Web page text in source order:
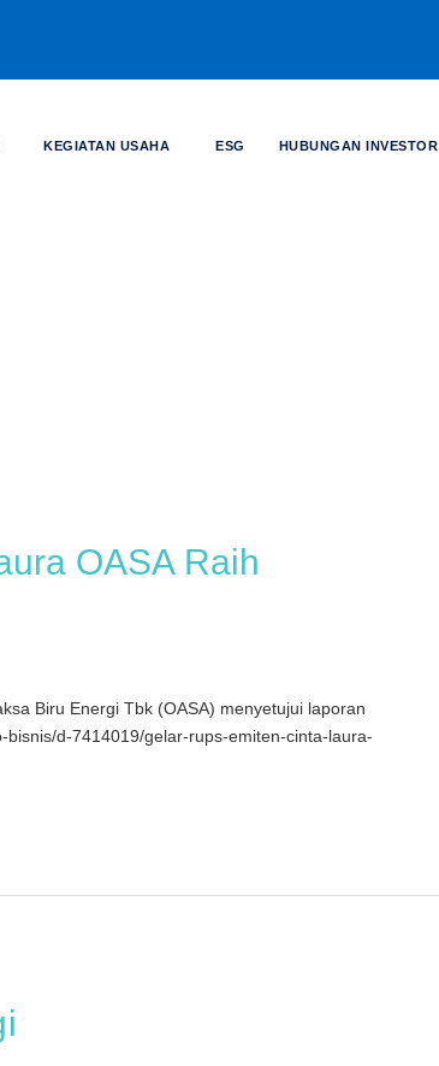
KEGIATAN USAHA ESG HUBUNGAN INVESTOR
OASA Raih
Biru Energi Tbk (OASA) menyetujui laporan
d-7414019/gelar-rups-emiten-cinta-laura-